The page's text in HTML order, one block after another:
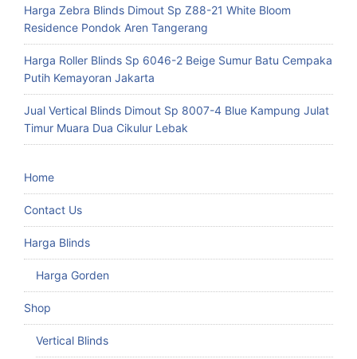
Harga Zebra Blinds Dimout Sp Z88-21 White Bloom
Residence Pondok Aren Tangerang
Harga Roller Blinds Sp 6046-2 Beige Sumur Batu Cempaka
Putih Kemayoran Jakarta
Jual Vertical Blinds Dimout Sp 8007-4 Blue Kampung Julat
Timur Muara Dua Cikulur Lebak
Home
Contact Us
Harga Blinds
Harga Gorden
Shop
Vertical Blinds